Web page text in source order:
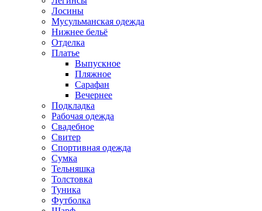
Лосины
Мусульманская одежда
Нижнее бельё
Отделка
Платье
Выпускное
Пляжное
Сарафан
Вечернее
Подкладка
Рабочая одежда
Свадебное
Свитер
Спортивная одежда
Сумка
Тельняшка
Толстовка
Туника
Футболка